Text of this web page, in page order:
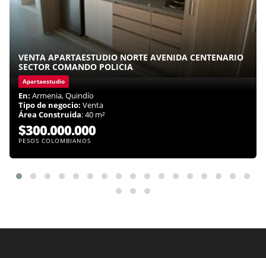
VENTA APARTAESTUDIO NORTE AVENIDA CENTENARIO
SECTOR COMANDO POLICIA
Apartaestudio
En: Armenia, Quindío
Tipo de negocio: Venta
Área Construida: 40 m²
$300.000.000
PESOS COLOMBIANOS